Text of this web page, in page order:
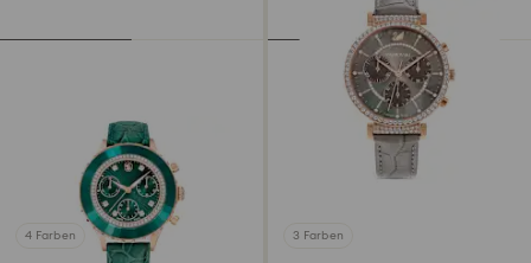
4 Farben 3 Farben